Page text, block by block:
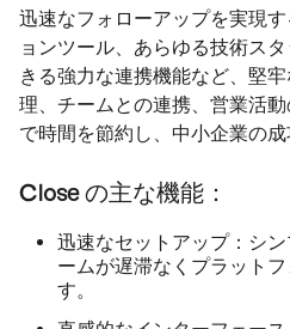
迅速なフォローアップを実現
ョンツール、あらゆる技術ス
きる強力な連携機能など、堅
理、チームとの連携、営業活
で時間を節約し、中小企業の
Close の主な機能：
迅速なセットアップ：シ
ームが遅滞なくプラット
す。